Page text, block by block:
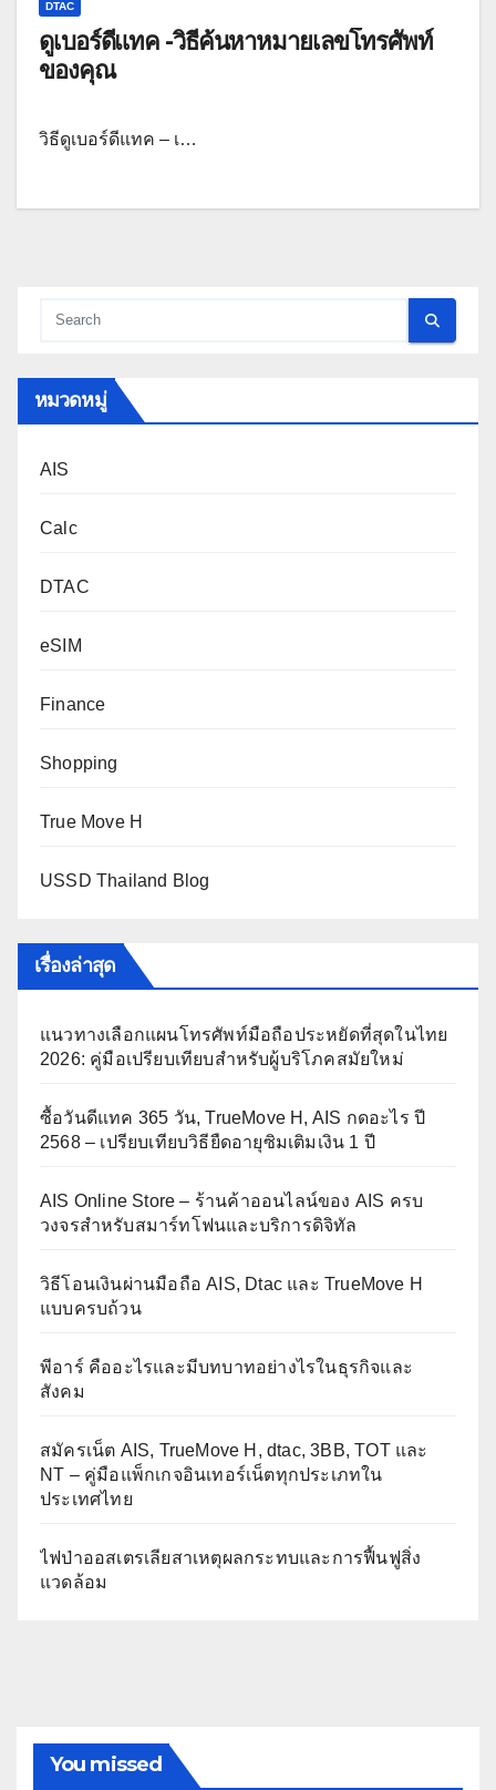
DTAC
ดูเบอร์ดีแทค -วิธีค้นหาหมายเลขโทรศัพท์
ของคุณ
วิธีดูเบอร์ดีแทค – เ…
หมวดหมู่
AIS
Calc
DTAC
eSIM
Finance
Shopping
True Move H
USSD Thailand Blog
เรื่องล่าสุด
แนวทางเลือกแผนโทรศัพท์มือถือประหยัดที่สุดในไทย
2026: คู่มือเปรียบเทียบสำหรับผู้บริโภคสมัยใหม่
ซื้อวันดีแทค 365 วัน, TrueMove H, AIS กดอะไร ปี
2568 – เปรียบเทียบวิธียืดอายุซิมเติมเงิน 1 ปี
AIS Online Store – ร้านค้าออนไลน์ของ AIS ครบ
วงจรสำหรับสมาร์ทโฟนและบริการดิจิทัล
วิธีโอนเงินผ่านมือถือ AIS, Dtac และ TrueMove H
แบบครบถ้วน
พีอาร์ คืออะไรและมีบทบาทอย่างไรในธุรกิจและ
สังคม
สมัครเน็ต AIS, TrueMove H, dtac, 3BB, TOT และ
NT – คู่มือแพ็กเกจอินเทอร์เน็ตทุกประเภทใน
ประเทศไทย
ไฟป่าออสเตรเลียสาเหตุผลกระทบและการฟื้นฟูสิ่ง
แวดล้อม
You missed